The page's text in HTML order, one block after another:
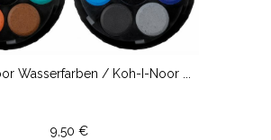
Wasserfarben / Koh-I-Noor ...
9,50 €